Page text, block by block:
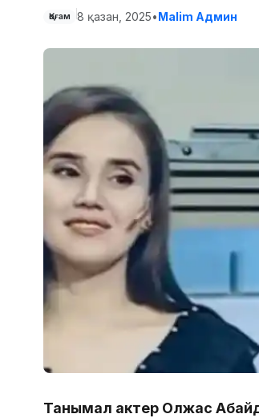
Қоғам 8 қазан, 2025•Malim Админ
Танымал актер Олжас